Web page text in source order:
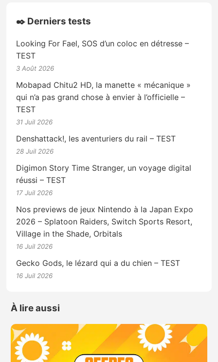
✒️ Derniers tests
Looking For Fael, SOS d’un coloc en détresse –
TEST
3 Août 2026
Mobapad Chitu2 HD, la manette « mécanique »
qui n’a pas grand chose à envier à l’officielle –
TEST
31 Juil 2026
Denshattack!, les aventuriers du rail – TEST
28 Juil 2026
Digimon Story Time Stranger, un voyage digital
réussi – TEST
17 Juil 2026
Nos previews de jeux Nintendo à la Japan Expo
2026 – Splatoon Raiders, Switch Sports Resort,
Village in the Shade, Orbitals
16 Juil 2026
Gecko Gods, le lézard qui a du chien – TEST
16 Juil 2026
À lire aussi